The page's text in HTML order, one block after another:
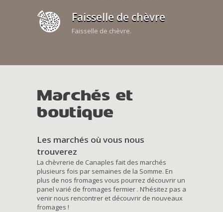
Faisselle de chèvre
Faisselle de chèvre.
Marchés et
boutique
Les marchés où vous nous
trouverez
La chèvrerie de Canaples fait des marchés
plusieurs fois par semaines de la Somme. En
plus de nos fromages vous pourrez découvrir un
panel varié de fromages fermier . N’hésitez pas a
venir nous rencontrer et découvrir de nouveaux
fromages !